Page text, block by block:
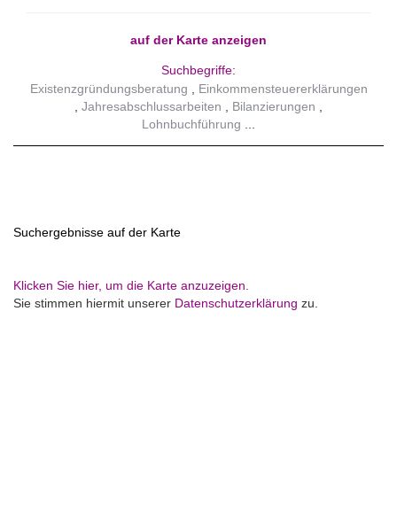
auf der Karte anzeigen
Suchbegriffe:
Existenzgründungsberatung
Einkommensteuererklärungen
Jahresabschlussarbeiten
Bilanzierungen
Lohnbuchführung
Suchergebnisse auf der Karte
Klicken Sie hier, um die Karte anzuzeigen.
Sie stimmen hiermit unserer Datenschutzerklärung zu.